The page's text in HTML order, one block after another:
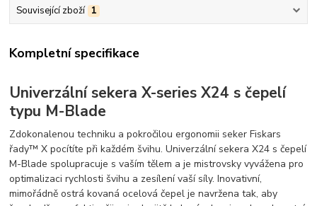
Související zboží 1
Kompletní specifikace
Univerzální sekera X-series X24 s čepelí
typu M-Blade
Zdokonalenou techniku a pokročilou ergonomii seker Fiskars
řady™ X pocítíte při každém švihu. Univerzální sekera X24 s čepelí
M-Blade spolupracuje s vaším tělem a je mistrovsky vyvážena pro
optimalizaci rychlosti švihu a zesílení vaší síly. Inovativní,
mimořádně ostrá kovaná ocelová čepel je navržena tak, aby